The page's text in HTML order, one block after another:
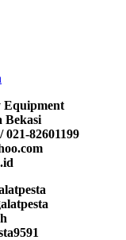
Equipment
Bekasi
021-82601199